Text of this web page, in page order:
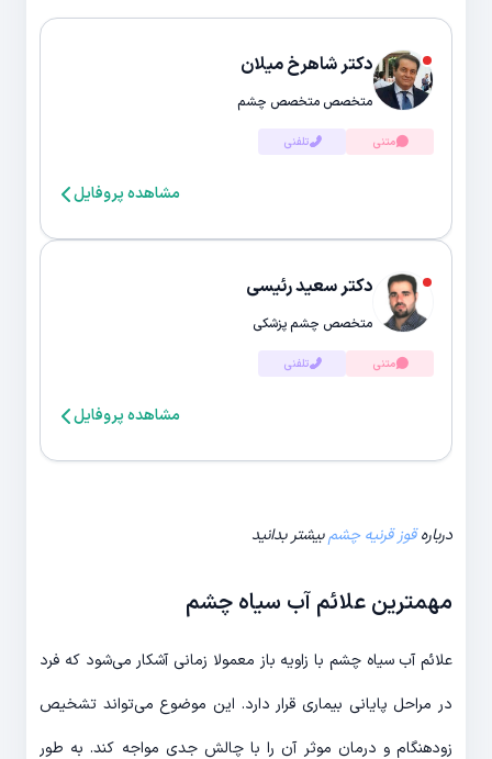
دکتر شاهرخ میلان
متخصص متخصص چشم
متنی تلفنی
مشاهده پروفایل
دکتر سعید رئیسی
متخصص چشم پزشکی
متنی تلفنی
مشاهده پروفایل
دربارهقوز قرنیه چشمبیشتر بدانید
مهمترین علائم آب سیاه چشم
علائم آب سیاه چشم با زاویه باز معمولا زمانی آشکار می‌شود که فرد
در مراحل پایانی بیماری قرار دارد. این موضوع می‌تواند تشخیص
زودهنگام و درمان موثر آن را با چالش جدی مواجه کند. به طور